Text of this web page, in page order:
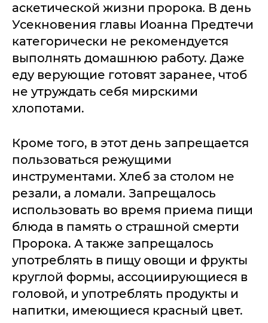
аскетической жизни пророка. В день
Усекновения главы Иоанна Предтечи
категорически не рекомендуется
выполнять домашнюю работу. Даже
еду верующие готовят заранее, чтоб
не утруждать себя мирскими
хлопотами.
Кроме того, в этот день запрещается
пользоваться режущими
инструментами. Хлеб за столом не
резали, а ломали. Запрещалось
использовать во время приема пищи
блюда в память о страшной смерти
Пророка. А также запрещалось
употреблять в пищу овощи и фрукты
круглой формы, ассоциирующиеся в
головой, и употреблять продукты и
напитки, имеющиеся красный цвет.